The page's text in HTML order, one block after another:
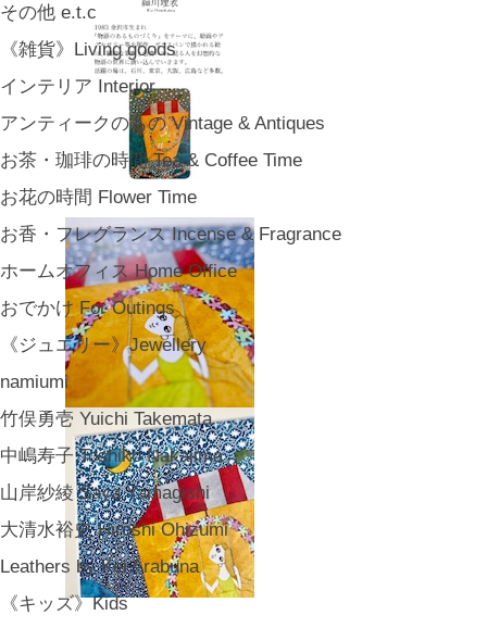
その他 e.t.c
《雑貨》Living goods
インテリア Interior
アンティークのもの Vintage & Antiques
お茶・珈琲の時間 Tea & Coffee Time
お花の時間 Flower Time
お香・フレグランス Incense & Fragrance
ホームオフィス Home Office
おでかけ For Outings
《ジュエリー》Jewellery
namiumi
竹俣勇壱 Yuichi Takemata
中嶋寿子 Toshiko Nakajima
山岸紗綾 Saya Yamagishi
大清水裕史 Hiroshi Ohizumi
Leathers by Kei Arabuna
《キッズ》Kids